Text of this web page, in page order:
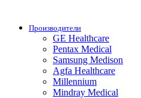
Производители
GE Healthcare
Pentax Medical
Samsung Medison
Agfa Healthcare
Millennium
Mindray Medical